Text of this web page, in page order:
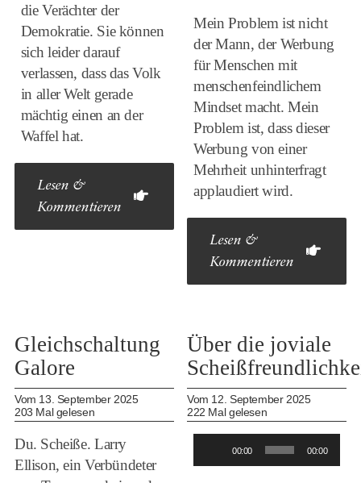
die Verächter der
Demokratie. Sie können
sich leider darauf
verlassen, dass das Volk
in aller Welt gerade
mächtig einen an der
Waffel hat.
Lesen &
Kommentieren
Mein Problem ist nicht
der Mann, der Werbung
für Menschen mit
menschenfeindlichem
Mindset macht. Mein
Problem ist, dass dieser
Werbung von einer
Mehrheit unhinterfragt
applaudiert wird.
Lesen &
Kommentieren
Gleichschaltung
Galore
Vom 13. September 2025
203 Mal gelesen
Du. Scheiße. Larry
Ellison, ein Verbündeter
Über die joviale
Vom 12. September 2025
222 Mal gelesen
Player
00:00 00:00